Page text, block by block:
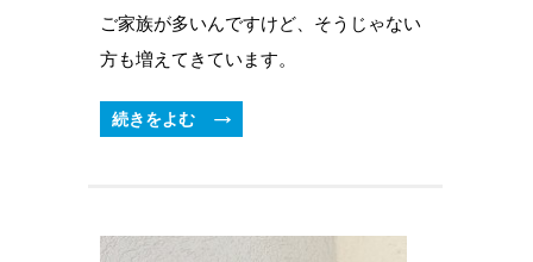
ご家族が多いんですけど、そうじゃない
方も増えてきています。
続きをよむ